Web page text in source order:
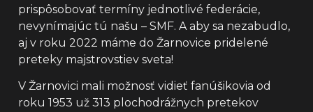
prispôsobovať termíny jednotlivé federácie,
nevynímajúc tú našu – SMF. A aby sa nezabudlo,
aj v roku 2022 máme do Žarnovice pridelené
preteky majstrovstiev sveta!
V Žarnovici mali možnosť vidieť fanúšikovia od
roku 1953 už 313 plochodrážnych pretekov